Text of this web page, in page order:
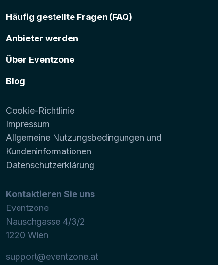
Häufig gestellte Fragen (FAQ)
Anbieter werden
Über Eventzone
Blog
Cookie-Richtlinie
Impressum
Allgemeine Nutzungsbedingungen und
Kundeninformationen
Datenschutzerklärung
Kontaktieren Sie uns
Eventzone
Nauschgasse 4/3/2
1220 Wien
support@eventzone.at